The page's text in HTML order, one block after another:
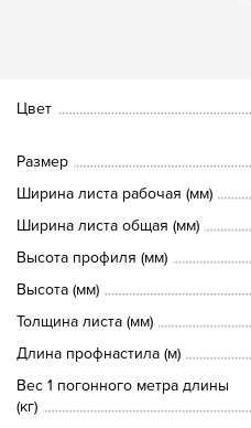
Цвет
Размер
Ширина листа рабочая (мм)
Ширина листа общая (мм)
Высота профиля (мм)
Высота (мм)
Толщина листа (мм)
Длина профнастила (м)
Вес 1 погонного метра длины
(кг)